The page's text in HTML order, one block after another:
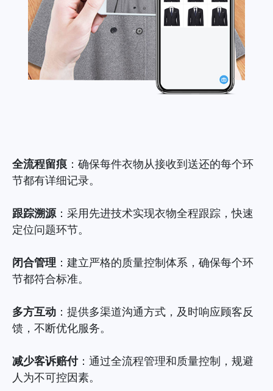
全流程留痕 ：确保每件衣物从接收到送还的每个环
节都有详细记录。
跟踪溯源 ：采用先进技术实现衣物全程跟踪，快速
定位问题环节。
闭合管理 ：建立严格的质量控制体系，确保每个环
节都符合标准。
多方互动 ：提供多渠道沟通方式，及时响应顾客反
馈，不断优化服务。
减少客诉赔付：通过全流程管理和质量控制，规避
人为不可控因素。